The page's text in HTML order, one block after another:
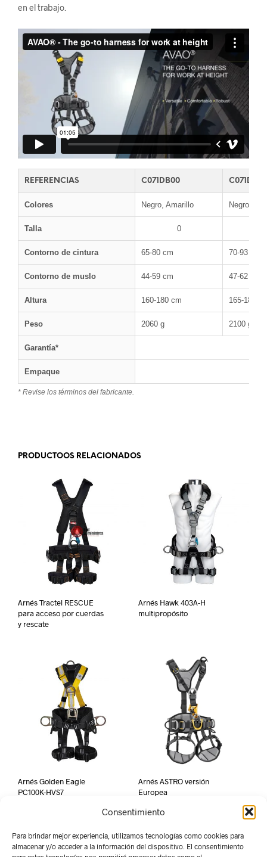
Consentimiento
Para brindar mejor experiencia, utilizamos tecnologías como cookies para
almacenar y/o acceder a la información del dispositivo. El consentimiento
en el trabajo.
REFERENCIAS C071DB00 C071DB01
Colores Negro, Amarillo Negro,
Talla 0
Contorno de cintura 65-80 cm 70-93 cm
Contorno de muslo 44-59 cm 47-62 cm
Altura 160-180 cm 165-185
Peso 2060 g 2100 g
Garantía*
Empaque
* Revise los términos del fabricante.
PRODUCTOOS RELACIONADOS
Arnés Tractel RESCUE
para acceso por cuerdas
y rescate
Arnés Hawk 403A-H
multipropósito
Arnés Golden Eagle
PC100K-HVS7
Arnés ASTRO versión
Europea